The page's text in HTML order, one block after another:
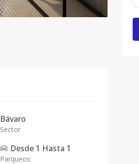
Bávaro
Sector
Desde 1 Hasta 1
Parqueos